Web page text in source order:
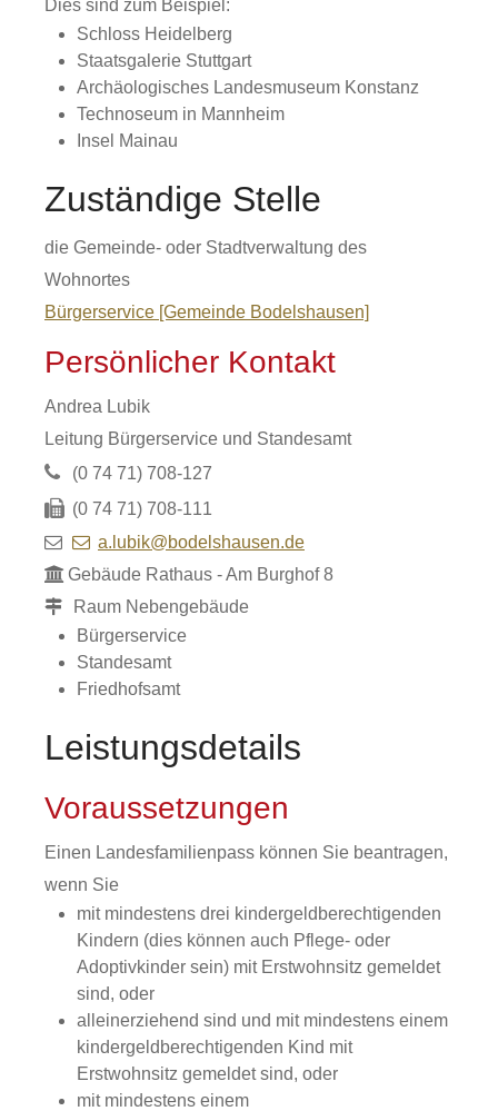
Dies sind zum Beispiel:
Schloss Heidelberg
Staatsgalerie Stuttgart
Archäologisches Landesmuseum Konstanz
Technoseum in Mannheim
Insel Mainau
Zuständige Stelle
die Gemeinde- oder Stadtverwaltung des
Wohnortes
Bürgerservice [Gemeinde Bodelshausen]
Persönlicher Kontakt
Andrea Lubik
Leitung Bürgerservice und Standesamt
(0 74 71) 708-127
(0 74 71) 708-111
a.lubik@bodelshausen.de
Gebäude Rathaus - Am Burghof 8
Raum Nebengebäude
Bürgerservice
Standesamt
Friedhofsamt
Leistungsdetails
Voraussetzungen
Einen Landesfamilienpass können Sie beantragen,
wenn Sie
mit mindestens drei kindergeldberechtigenden
Kindern (dies können auch Pflege- oder
Adoptivkinder sein) mit Erstwohnsitz gemeldet
sind, oder
alleinerziehend sind und mit mindestens einem
kindergeldberechtigenden Kind mit
Erstwohnsitz gemeldet sind, oder
mit mindestens einem